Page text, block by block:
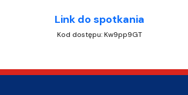
Link do spotkania
Kod dostępu: Kw9pp9GT